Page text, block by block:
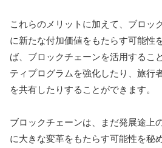
これらのメリットに加えて、ブロッ
に新たな付加価値をもたらす可能性
ば、ブロックチェーンを活用するこ
ティプログラムを強化したり、旅行
を共有したりすることができます。
ブロックチェーンは、まだ発展途上
に大きな変革をもたらす可能性を秘